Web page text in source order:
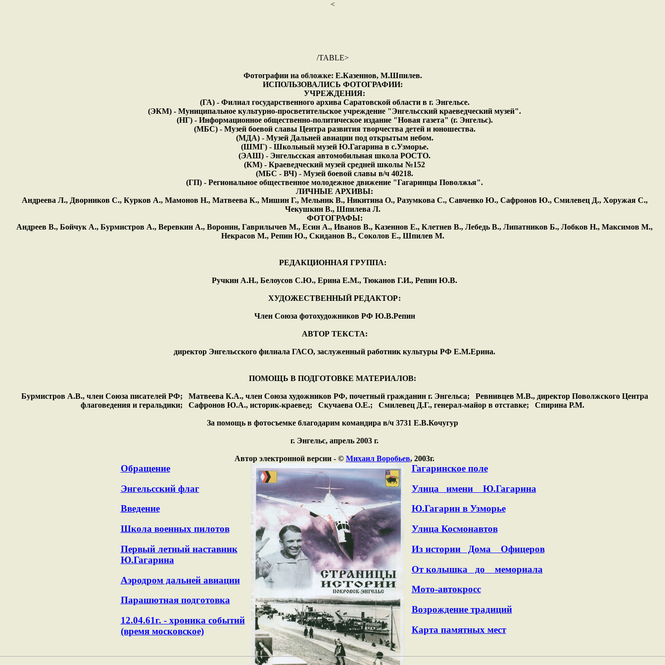
<
/TABLE>
Фотографии на обложке: Е.Казеннов, М.Шпилев.
ИСПОЛЬЗОВАЛИСЬ ФОТОГРАФИИ:
УЧРЕЖДЕНИЯ:
(ГА) - Филиал государственного архива Саратовской области в г. Энгельсе.
(ЭКМ) - Муниципальное культурно-просветительское учреждение "Энгельсский краеведческий музей".
(НГ) - Информационное общественно-политическое издание "Новая газета" (г. Энгельс).
(МБС) - Музей боевой славы Центра развития творчества детей и юношества.
(МДА) - Музей Дальней авиации под открытым небом.
(ШМГ) - Школьный музей Ю.Гагарина в с.Узморье.
(ЭАШ) - Энгельсская автомобильная школа РОСТО.
(КМ) - Краеведческий музей средней школы №152
(МБС - ВЧ) - Музей боевой славы в/ч 40218.
(ГП) - Региональное общественное молодежное движение "Гагаринцы Поволжья".
ЛИЧНЫЕ АРХИВЫ:
Андреева Л., Дворников С., Курков А., Мамонов Н., Матвеева К., Мишин Г., Мельник В., Никитина О., Разумкова С., Савченко Ю., Сафронов Ю., Смилевец Д., Хоружая С.,
Чекушкин В., Шпилева Л.
ФОТОГРАФЫ:
Андреев В., Бойчук А., Бурмистров А., Веревкин А., Воронин, Гаврилычев М., Есин А., Иванов В., Казеннов Е., Клетнев В., Лебедь В., Липатников Б., Лобков Н., Максимов М.,
Некрасов М., Репин Ю., Скиданов В., Соколов Е., Шпилев М.
РЕДАКЦИОННАЯ ГРУППА:
Ручкин А.Н., Белоусов С.Ю., Ерина Е.М., Тюканов Г.И., Репин Ю.В.
ХУДОЖЕСТВЕННЫЙ РЕДАКТОР:
Член Союза фотохудожников РФ Ю.В.Репин
АВТОР ТЕКСТА:
директор Энгельсского филиала ГАСО, заслуженный работник культуры РФ Е.М.Ерина.
ПОМОЩЬ В ПОДГОТОВКЕ МАТЕРИАЛОВ:
Бурмистров А.В., член Союза писателей РФ; Матвеева К.А., член Союза художников РФ, почетный гражданин г. Энгельса; Ревнивцев М.В., директор Поволжского Центра
флаговедения и геральдики; Сафронов Ю.А., историк-краевед; Скучаева О.Е.; Смилевец Д.Г., генерал-майор в отставке; Спирина Р.М.
За помощь в фотосъемке благодарим командира в/ч 3731 Е.В.Кочугур
г. Энгельс, апрель 2003 г.
Автор электронной версии - © Михаил Воробьев, 2003г.
Обращение
Энгельсский флаг
Введение
Школа военных пилотов
Первый летный наставник
Ю.Гагарина
Аэродром дальней авиации
Парашютная подготовка
12.04.61г. - хроника событий
(время московское)
Гагаринское поле
Улица имени Ю.Гагарина
Ю.Гагарин в Узморье
Улица Космонавтов
Из истории Дома Офицеров
От колышка до мемориала
Мото-автокросс
Возрождение традиций
Карта памятных мест